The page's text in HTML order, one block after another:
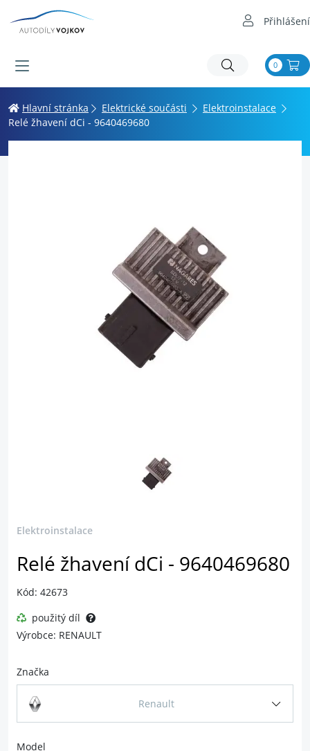
Přihlášení
0
Hlavní stránka Elektrické součásti
Elektroinstalace
Relé žhavení dCi - 9640469680
Elektroinstalace
Relé žhavení dCi - 9640469680
Kód: 42673
použitý díl
Výrobce: RENAULT
Značka
Renault
Model